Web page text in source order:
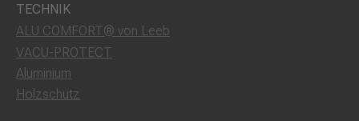
TECHNIK
ALU COMFORT® von Leeb
VACU-PROTECT
Aluminium
Holzschutz